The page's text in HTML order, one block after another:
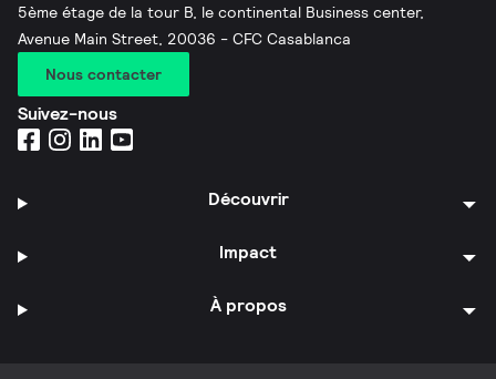
5ème étage de la tour B, le continental Business center,
Avenue Main Street, 20036 - CFC Casablanca
Nous contacter
Suivez-nous
Découvrir
Impact
À propos